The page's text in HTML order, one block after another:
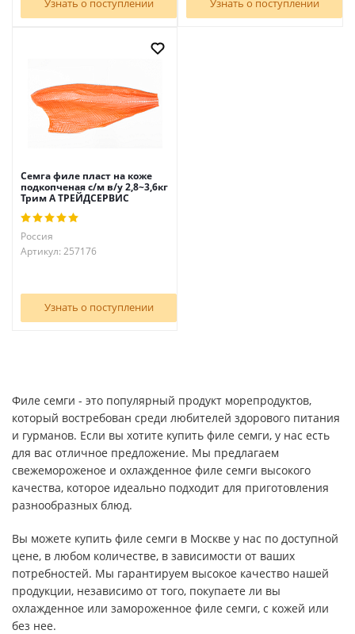
Узнать о поступлении Узнать о поступлении
Семга филе пласт на коже
подкопченая с/м в/у 2,8~3,6кг
Трим А ТРЕЙДСЕРВИС
Россия
Артикул: 257176
Узнать о поступлении
Филе семги - это популярный продукт морепродуктов,
который востребован среди любителей здорового питания
и гурманов. Если вы хотите купить филе семги, у нас есть
для вас отличное предложение. Мы предлагаем
свежемороженое и охлажденное филе семги высокого
качества, которое идеально подходит для приготовления
разнообразных блюд.
Вы можете купить филе семги в Москве у нас по доступной
цене, в любом количестве, в зависимости от ваших
потребностей. Мы гарантируем высокое качество нашей
продукции, независимо от того, покупаете ли вы
охлажденное или замороженное филе семги, с кожей или
без нее.